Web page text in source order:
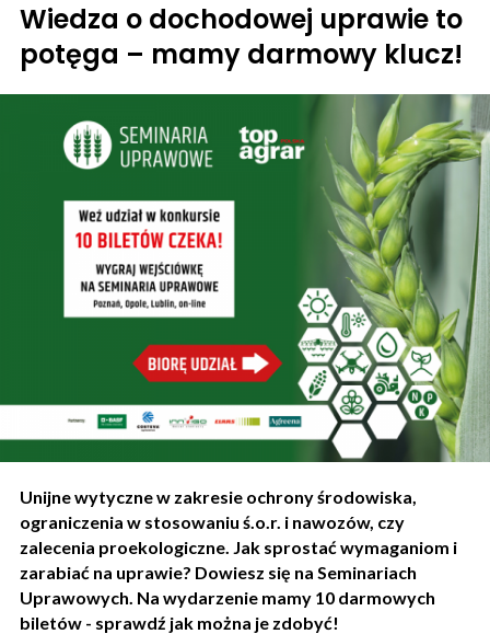
Wiedza o dochodowej uprawie to
potęga – mamy darmowy klucz!
Unijne wytyczne w zakresie ochrony środowiska,
ograniczenia w stosowaniu ś.o.r. i nawozów, czy
zalecenia proekologiczne. Jak sprostać wymaganiom i
zarabiać na uprawie? Dowiesz się na Seminariach
Uprawowych. Na wydarzenie mamy 10 darmowych
biletów - sprawdź jak można je zdobyć!